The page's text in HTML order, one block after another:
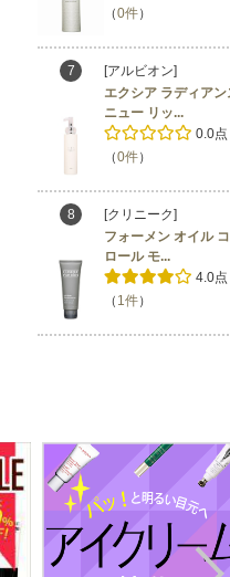
（0件）
7
[アルビオン]
エクシア ラディアン
ニュー リッ...
0.0点
（0件）
8
[クリニーク]
フォーメン オイル
ロール モ...
4.0点
（ 1件）